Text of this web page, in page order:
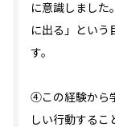
に意識しました
に出る」という
す。
④この経験から
しい行動する